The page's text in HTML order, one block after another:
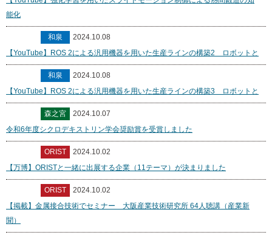
能化
和泉
2024.10.08
【YouTube】ROS 2による汎用機器を用いた生産ラインの構築2 ロボットと
和泉
2024.10.08
【YouTube】ROS 2による汎用機器を用いた生産ラインの構築3 ロボットと
森之宮
2024.10.07
令和6年度シクロデキストリン学会奨励賞を受賞しました
ORIST
2024.10.02
【万博】ORISTと一緒に出展する企業（11テーマ）が決まりました
ORIST
2024.10.02
【掲載】金属接合技術でセミナー 大阪産業技術研究所 64人聴講（産業新
聞）